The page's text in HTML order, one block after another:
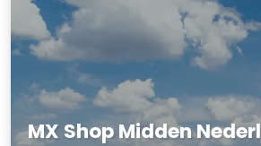
MX Shop Midden